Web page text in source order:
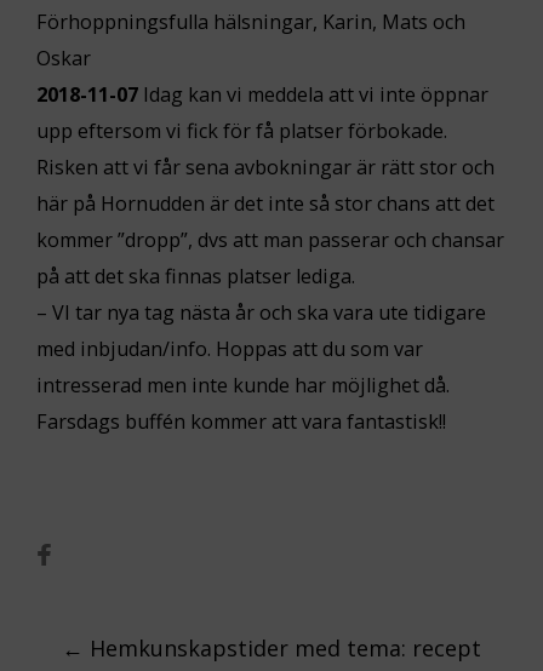
Förhoppningsfulla hälsningar, Karin, Mats och
Oskar
2018-11-07 Idag kan vi meddela att vi inte öppnar
upp eftersom vi fick för få platser förbokade.
Risken att vi får sena avbokningar är rätt stor och
här på Hornudden är det inte så stor chans att det
kommer ”dropp”, dvs att man passerar och chansar
på att det ska finnas platser lediga.
– VI tar nya tag nästa år och ska vara ute tidigare
med inbjudan/info. Hoppas att du som var
intresserad men inte kunde har möjlighet då.
Farsdags buffén kommer att vara fantastisk!!
Post
← Hemkunskapstider med tema: recept